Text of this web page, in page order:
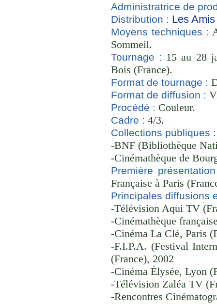
Administratrice de
Distribution : Les
Moyens techniques :
Sommeil.
Tournage : 15 au 28
Bois (France).
Format de tournage :
Format de diffusion :
Procédé : Couleur.
Cadre : 4/3.
Collections publiques :
-BNF (Bibliothèque
-Cinémathèque de
Première
Française à Paris
Principales diffusions
-Télévision Aqui TV
-Cinémathèque
-Cinéma La Clé, Paris
-F.I.P.A. (Festival
(France), 2002
-Cinéma Élysée, Lyon
-Télévision Zaléa TV
-Rencontres